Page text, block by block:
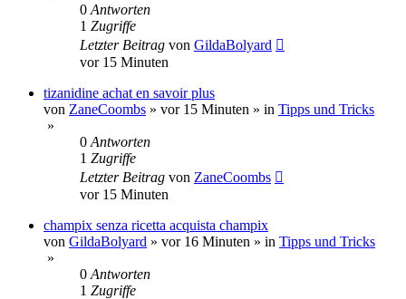
0 Antworten
1 Zugriffe
Letzter Beitrag von GildaBolyard
vor 15 Minuten
tizanidine achat en savoir plus
von ZaneCoombs » vor 15 Minuten » in Tipps und Tricks
»
0 Antworten
1 Zugriffe
Letzter Beitrag von ZaneCoombs
vor 15 Minuten
champix senza ricetta acquista champix
von GildaBolyard » vor 16 Minuten » in Tipps und Tricks
»
0 Antworten
1 Zugriffe